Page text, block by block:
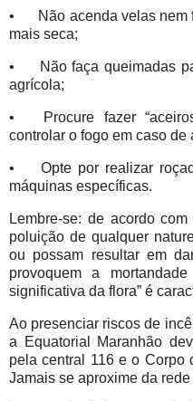
•
Não acenda velas
mais seca;
•
Não faça queimadas
agrícola;
•
Procure fazer
controlar o fogo em caso de
•
Opte por realizar
máquinas específicas.
Lembre-se: de acordo
poluição de qualquer
ou possam resultar em
provoquem a
significativa da flora” é
Ao presenciar riscos de
a Equatorial Maranhão
pela central 116 e o Corpo
Jamais se aproxime da